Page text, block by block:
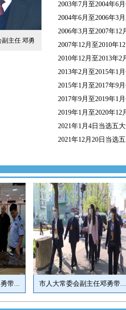
主任 邓勇
2003年7月至2004年6
2004年6月至2006年3
2006年3月至2007年
2007年12月至2010年
2010年12月至2013年
2013年2月至2015年1
2015年1月至2017年9
2017年9月至2019年1
2019年1月至2020年
2021年1月4日当选五
2021年12月 20 日当选
带... 市人大常委会副主任邓勇带...